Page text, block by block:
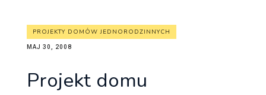
PROJEKTY DOMÓW JEDNORODZINNYCH
MAJ 30, 2008
Projekt domu